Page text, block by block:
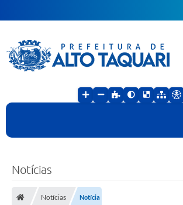
Notícias
Notícias Notícia